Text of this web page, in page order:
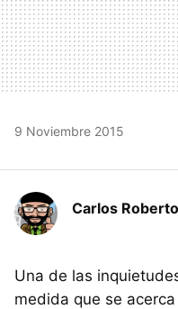
9 Noviembre 2015
Carlos Roberto
Una de las
medida que se